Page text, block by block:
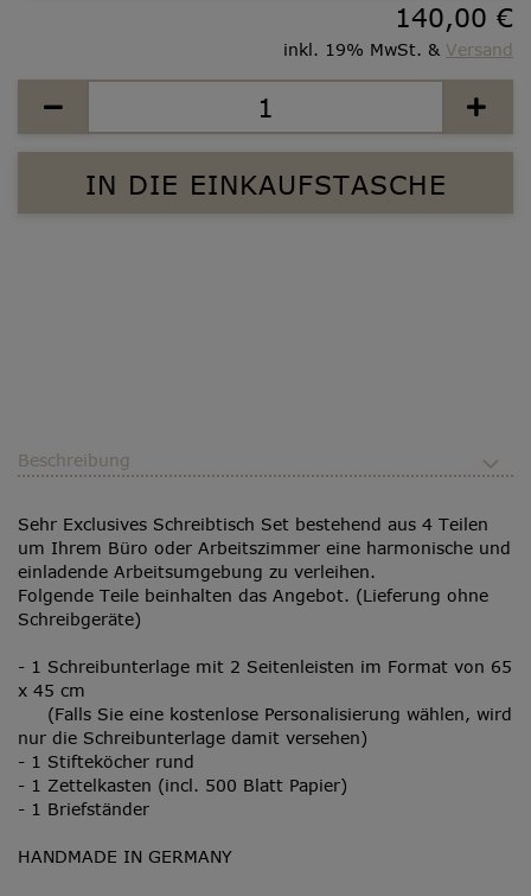
140,00 €
inkl. 19% MwSt. & Versand
Beschreibung
Sehr Exclusives Schreibtisch Set bestehend aus 4 Teilen
um Ihrem Büro oder Arbeitszimmer eine harmonische und
einladende Arbeitsumgebung zu verleihen.
Folgende Teile beinhalten das Angebot. (Lieferung ohne
Schreibgeräte)
- 1 Schreibunterlage mit 2 Seitenleisten im Format von 65
x 45 cm
(Falls Sie eine kostenlose Personalisierung wählen, wird
nur die Schreibunterlage damit versehen)
- 1 Stifteköcher rund
- 1 Zettelkasten (incl. 500 Blatt Papier)
- 1 Briefständer
HANDMADE IN GERMANY